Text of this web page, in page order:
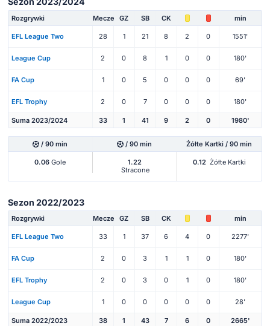
Rozgrywki Mecze GZ SB CK min
EFL League Two 28 1 21 8 2 0 1551'
League Cup 2 0 8 1 0 0 180'
FA Cup 1 0 5 0 0 0 69'
EFL Trophy 2 0 7 0 0 0 180'
Suma 2023/2024 33 1 41 9 2 0 1980'
/ 90 min / 90 min Żółte Kartki / 90 min
0.06 Gole
1.22
Stracone
0.12 Żółte Kartki
Sezon 2022/2023
Rozgrywki Mecze GZ SB CK min
EFL League Two 33 1 37 6 4 0 2277'
FA Cup 2 0 3 1 1 0 180'
EFL Trophy 2 0 3 0 1 0 180'
League Cup 1 0 0 0 0 0 28'
Suma 2022/2023 38 1 43 7 6 0 2665'